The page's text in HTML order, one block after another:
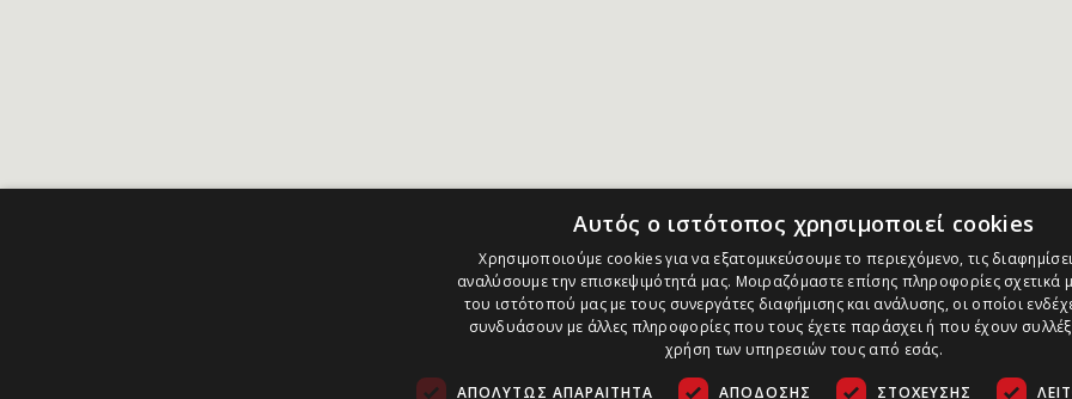
Αυτός ο ιστότοπος χρησιμοποιεί cookies
Χρησιμοποιούμε cookies για να εξατομικεύσουμε το περιεχόμενο, τις
αναλύσουμε την επισκεψιμότητά μας. Μοιραζόμαστε επίσης πληροφορίες σχετικά
του ιστότοπού μας με τους συνεργάτες διαφήμισης και ανάλυσης, οι οποίοι
συνδυάσουν με άλλες πληροφορίες που τους έχετε παράσχει ή που έχουν
χρήση των υπηρεσιών τους από εσάς.
ΑΠΟΛΎΤΩΣ ΑΠΑΡΑΊΤΗΤΑ ΑΠΌΔΟΣΗΣ ΣΤΌΧΕΥΣΗΣ